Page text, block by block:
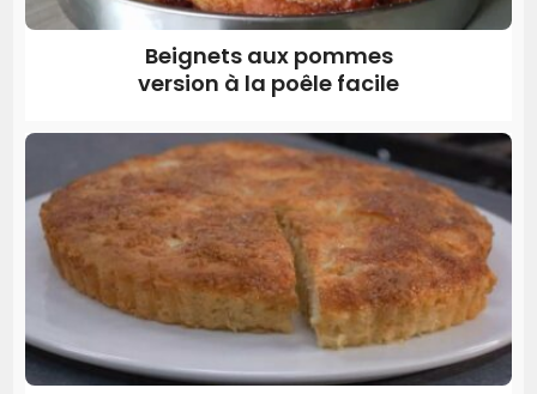
Beignets aux pommes
version à la poêle facile